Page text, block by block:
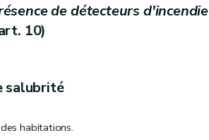
de détecteurs d'incendie
10)
salubrité
habitations.